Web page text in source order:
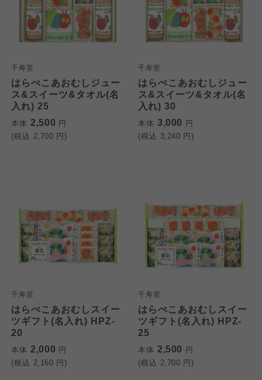
千寿堂
はらぺこあおむしジュー
ス&スイーツ&タオル(名
入れ) 25
本体 2,500 円
(税込 2,700 円)
千寿堂
はらぺこあおむしジュー
ス&スイーツ&タオル(名
入れ) 30
本体 3,000 円
(税込 3,240 円)
千寿堂
はらぺこあおむしスイー
ツギフト(名入れ) HPZ-
20
本体 2,000 円
(税込 2,160 円)
千寿堂
はらぺこあおむしスイー
ツギフト(名入れ) HPZ-
25
本体 2,500 円
(税込 2,700 円)